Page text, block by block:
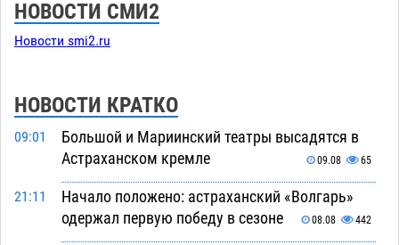
НОВОСТИ СМИ2
Новости smi2.ru
НОВОСТИ КРАТКО
09:01
Большой и Мариинский театры высадятся в
Астраханском кремле
09.08 65
21:11
Начало положено: астраханский «Волгарь»
одержал первую победу в сезоне
08.08 442